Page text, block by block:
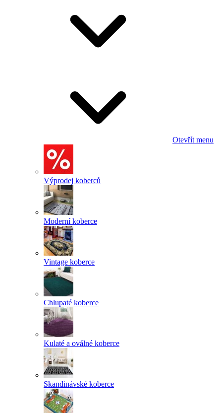
Otevřít menu
Výprodej koberců
Moderní koberce
Vintage koberce
Chlupaté koberce
Kulaté a oválné koberce
Skandinávské koberce